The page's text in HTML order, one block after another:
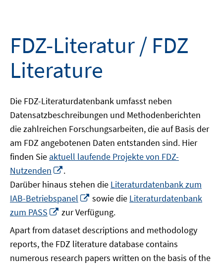
FDZ-Literatur / FDZ
Literature
Die FDZ-Literaturdatenbank umfasst neben
Datensatzbeschreibungen und Methodenberichten
die zahlreichen Forschungsarbeiten, die auf Basis der
am FDZ angebotenen Daten entstanden sind. Hier
finden Sie aktuell laufende Projekte von FDZ-
Nutzenden
neuem
Fenster
öffnen
.
Darüber hinaus stehen die Literaturdatenbank zum
IAB-Betriebspanel
In
neuem
Fenster
öffnen
sowie die Literaturdatenbank
zum PASS
In
Fenster
öffnen
zur Verfügung.
Apart from dataset descriptions and methodology
reports, the FDZ literature database contains
numerous research papers written on the basis of the